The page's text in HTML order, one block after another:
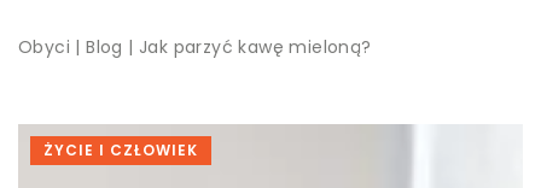
Obyci |Blog | Jak parzyć kawę mieloną?
ŻYCIE I CZŁOWIEK